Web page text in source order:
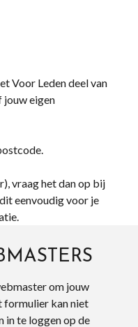
Voor Leden deel van
jouw eigen
vraag het dan op bij
eenvoudig voor je
om jouw
formulier kan niet
in te loggen op de